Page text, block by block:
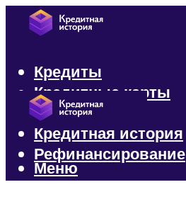
Кредиты
Кредитные карты
Микрозаймы
Кредитная история
Рефинансирование
Меню